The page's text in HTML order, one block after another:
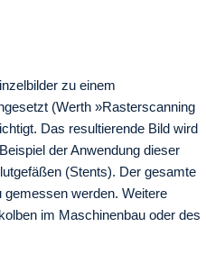
zu einem
(Werth »Rasterscanning
Das resultierende Bild wird
der Anwendung dieser
(Stents). Der gesamte
gemessen werden. Weitere
im Maschinenbau oder des